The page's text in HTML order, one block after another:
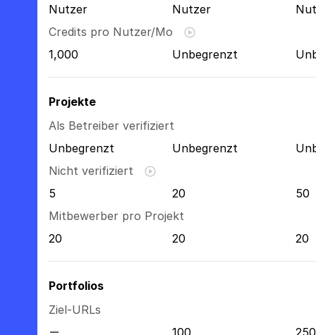
Nutzer
Nutzer
Credits pro Nutzer/Mo
1,000
Unbegrenzt
Projekte
Als Betreiber verifiziert
Unbegrenzt
Unbegrenzt
Nicht verifiziert
5
20
50
Mitbewerber pro Projekt
20
20 20
Portfolios
Ziel-URLs
100
250